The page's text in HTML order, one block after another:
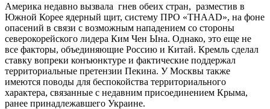
Америка недавно вызвала гнев обеих стран, разместив в
Южной Корее ядерный щит, систему ПРО «THAAD», на фоне
опасений в связи с возможным нападением со стороны
северокорейского лидера Ким Чен Ына. Однако, это еще не
все факторы, объединяющие Россию и Китай. Кремль сделал
ставку вопреки конъюнктуре и фактические поддержал
территориальные претензии Пекина. У Москвы также
имеются поводы для беспокойства территориального
характера, связанные с недавним присоединением Крыма,
ранее принадлежавшего Украине.